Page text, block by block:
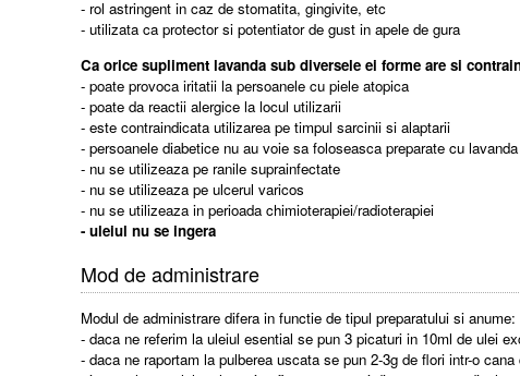
- rol astringent in caz de stomatita, gingivite, etc
- utilizata ca protector si potentiator de gust in apele de gura
Ca orice supliment lavanda sub diversele ei forme are si
- poate provoca iritatii la persoanele cu piele atopica
- poate da reactii alergice la locul utilizarii
- este contraindicata utilizarea pe timpul sarcinii si alaptarii
- persoanele diabetice nu au voie sa foloseasca preparate cu
- nu se utilizeaza pe ranile suprainfectate
- nu se utilizeaza pe ulcerul varicos
- nu se utilizeaza in perioada chimioterapiei/radioterapiei
- uleiul nu se ingera
Mod de administrare
Modul de administrare difera in functie de tipul preparatului si anume:
- daca ne referim la uleiul esential se pun 3 picaturi in 10ml de ulei
- daca ne raportam la pulberea uscata se pun 2-3g de flori intr-o